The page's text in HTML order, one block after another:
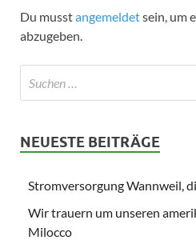
Du musstangemeldetsein, um
abzugeben.
NEUESTE BEITRÄGE
Stromversorgung Wannweil,
Wir trauern um unseren
Milocco